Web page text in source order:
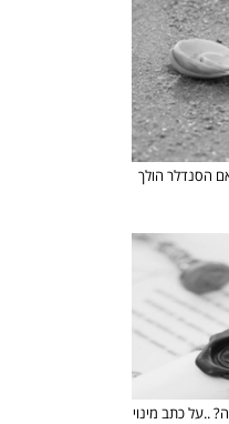
הסנדלר הולך
..על כתב מינוי